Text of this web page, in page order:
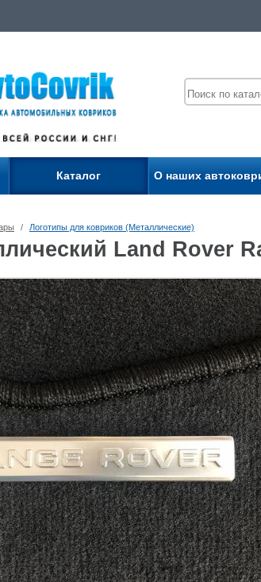
Каталог О наших
/ Логотипы для ковриков (Металлические)
Land Rover